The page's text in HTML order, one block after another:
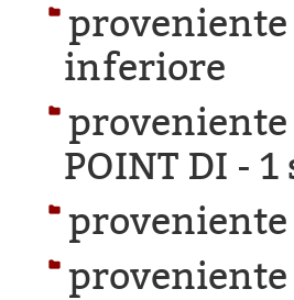
proveniente
inferiore
proveniente
POINT DI - 1
proveniente
proveniente